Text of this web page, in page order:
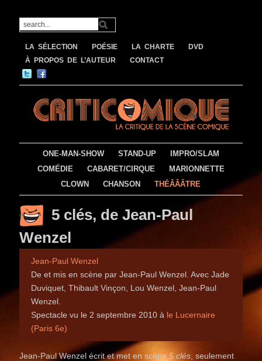
LA SÉLECTION POÉSIE LA CHARTE
DVD
À PROPOS DE L’AUTEUR
CONTACT
ONE-MAN-SHOW STAND-UP
IMPRO/SLAM
COMÉDIE
CABARET/CIRQUE
MARIONNETTE
CLOWN
CHANSON THÉÂÂÂTRE
5 clés, de Jean-Paul
Wenzel
Jean-Paul Wenzel
De et mis en scène par Jean-Paul Wenzel. Avec Jade
Duviquet, Thibault Vinçon, Lou Wenzel, Jean-Paul
Wenzel.
Spectacle vu le 2 septembre 2010 à le Lucernaire
(Paris 6e)
Jean-Paul Wenzel écrit et met en scène5 clés , seulement